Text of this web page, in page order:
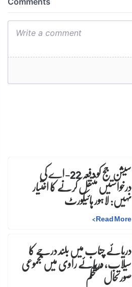
سیشن جج کو دفعہ 22-اے کی
درخواستیں منتقل کرنے کا اختیار
نہیں: لاہور ہائیکورٹ
Read More
>
دریائے چناب میں بلند درجے کا
سیلاب، دریائے راوی میں مجموعی
صورتحال مستحکم